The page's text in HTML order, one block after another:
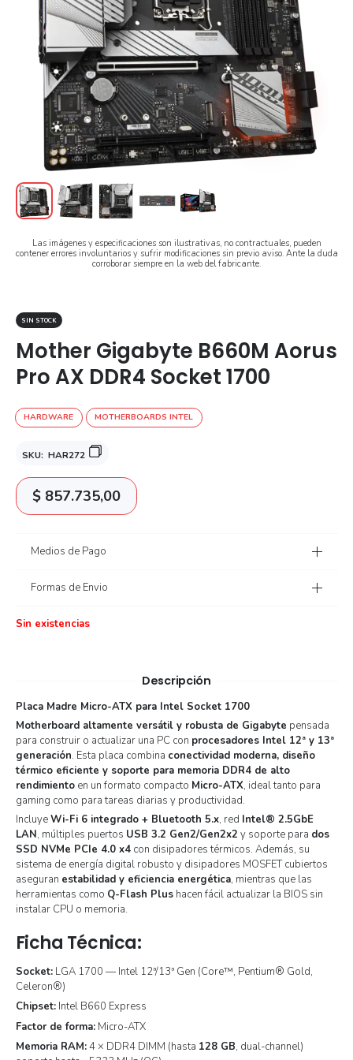
Las imágenes y especificaciones son ilustrativas, no contractuales, pueden
contener errores involuntarios y sufrir modificaciones sin previo aviso. Ante la duda
corroborar siempre en la web del fabricante.
SIN STOCK
Mother Gigabyte B660M Aorus
Pro AX DDR4 Socket 1700
HARDWARE MOTHERBOARDS INTEL
SKU: HAR272
$857.735,00
Medios de Pago
Formas de Envio
Sin existencias
Descripción
Placa Madre Micro-ATX para Intel Socket 1700
Motherboard altamente versátil y robusta de Gigabyte pensada
para construir o actualizar una PC con procesadores Intel 12ª y 13ª
generación. Esta placa combina conectividad moderna, diseño
térmico eficiente y soporte para memoria DDR4 de alto
rendimientoen un formato compacto Micro-ATX, ideal tanto para
gaming como para tareas diarias y productividad.
IncluyeWi-Fi 6 integrado + Bluetooth 5.x, red Intel® 2.5GbE
LAN, múltiples puertos USB 3.2 Gen2/Gen2x2 y soporte para dos
SSD NVMe PCIe 4.0 x4con disipadores térmicos. Además, su
sistema de energía digital robusto y disipadores MOSFET cubiertos
aseguran estabilidad y eficiencia energética, mientras que las
herramientas como Q-Flash Plushacen fácil actualizar la BIOS sin
instalar CPU o memoria.
Ficha Técnica:
Socket:LGA 1700 — Intel 12ª/13ª Gen (Core™, Pentium® Gold,
Celeron®)
Chipset:Intel B660 Express
Factor de forma:Micro-ATX
Memoria RAM:4 × DDR4 DIMM (hasta 128 GB, dual-channel)